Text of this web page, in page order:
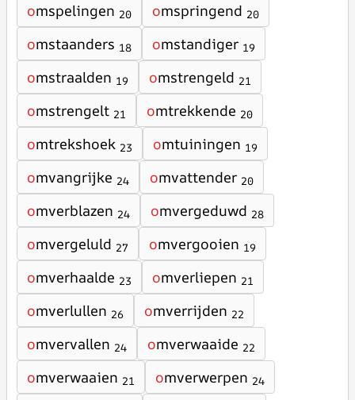
omspelingen 20 omspringend 20
omstaanders 18 omstandiger 19
omstraalden 19 omstrengeld 21
omstrengelt 21 omtrekkende 20
omtrekshoek 23 omtuiningen 19
omvangrijke 24 omvattender 20
omverblazen 24 omvergeduwd 28
omvergeluld 27 omvergooien 19
omverhaalde 23 omverliepen 21
omverlullen 26 omverrijden 22
omvervallen 24 omverwaaide 22
omverwaaien 21 omverwerpen 24